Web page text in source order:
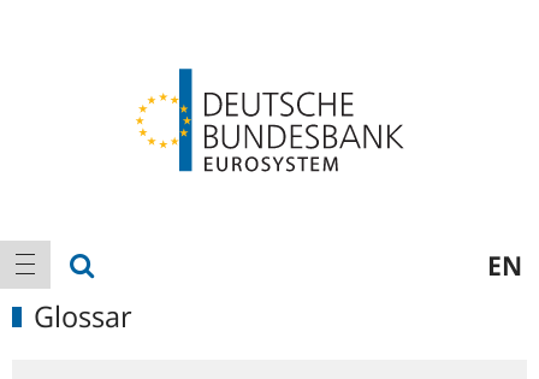
Hauptnavigation
Navigation anzeigen EN
Glossar